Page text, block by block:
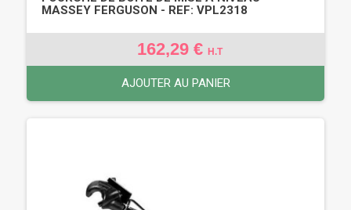
MASSEY FERGUSON - REF: VPL2318
162,29 € H.T
AJOUTER AU PANIER